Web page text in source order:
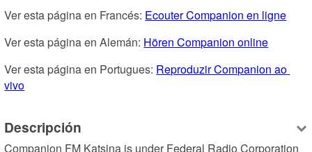
Ver esta página en Francés: Ecouter Companion en ligne
Ver esta página en Alemán: Hören Companion online
Ver esta página en Portugues: Reproduzir Companion ao
vivo
Descripción
Companion FM Katsina is under Federal Radio Corporation